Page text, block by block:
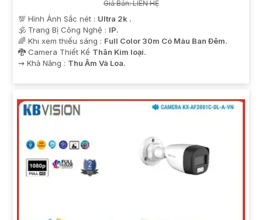
Giá Bán: LIÊN HỆ
💯 Hình Ảnh Sắc nét : Ultra 2k .
🕉️ Trang Bị Công Nghệ : IP.
🌈 Khi xem thiếu sáng : Full Color 30m Có Màu Ban Ðêm.
🐉️ Camera Thiết Kế Thân Kim loại.
️⇝ Khả Năng : Thu Âm Và Loa.